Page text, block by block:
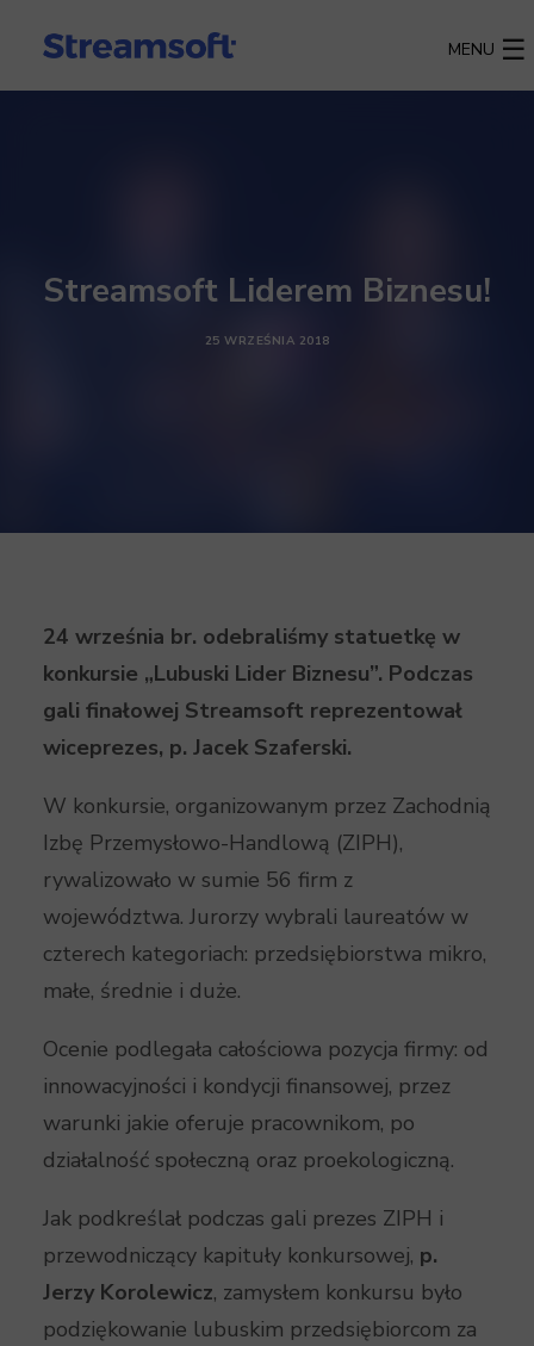
MENU
Streamsoft Liderem Biznesu!
25 WRZEŚNIA 2018
24 września br. odebraliśmy statuetkę w
konkursie „Lubuski Lider Biznesu”. Podczas
gali finałowej Streamsoft reprezentował
wiceprezes, p. Jacek Szaferski.
W konkursie, organizowanym przez Zachodnią
Izbę Przemysłowo-Handlową (ZIPH),
rywalizowało w sumie 56 firm z
województwa. Jurorzy wybrali laureatów w
czterech kategoriach: przedsiębiorstwa mikro,
małe, średnie i duże.
Ocenie podlegała całościowa pozycja firmy: od
innowacyjności i kondycji finansowej, przez
warunki jakie oferuje pracownikom, po
działalność społeczną oraz proekologiczną.
Jak podkreślał podczas gali prezes ZIPH i
przewodniczący kapituły konkursowej, p.
Jerzy Korolewicz, zamysłem konkursu było
podziękowanie lubuskim przedsiębiorcom za